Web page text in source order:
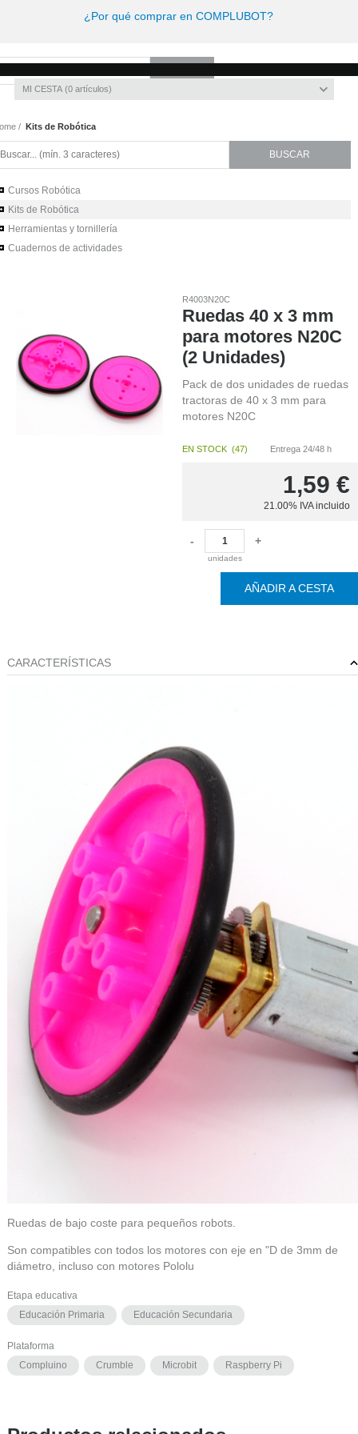
¿Por qué comprar en COMPLUBOT?
MI CESTA 0 artículos
Kits de Robótica
Cursos Robótica
Kits de Robótica
Herramientas y tornillería
Cuadernos de actividades
R4003N20C
Ruedas 40 x 3 mm
para motores N20C
(2 Unidades)
Pack de dos unidades de ruedas
tractoras de 40 x 3 mm para
motores N20C
EN STOCK(47) Entrega 24/48 h
1,59 €
21.00% IVA incluido
-
unidades
+
AÑADIR A CESTA
CARACTERÍSTICAS
Ruedas de bajo coste para pequeños robots.
Son compatibles con todos los motores con eje en "D de 3mm de
diámetro, incluso con motores Pololu
Etapa educativa
Educación Primaria
Educación Secundaria
Plataforma
Compluino
Crumble Microbit Raspberry Pi